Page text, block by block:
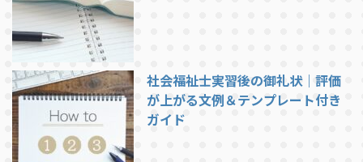
社会福祉士実習後の御礼状｜評価
が上がる文例＆テンプレート付き
ガイド